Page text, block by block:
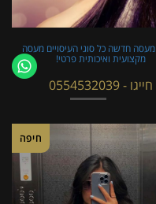
מעסה חדשה כל סוגי העיסויים מעסה
מקצועית ואיכותית פרטי!
חייגו - 0554532039
חיפה